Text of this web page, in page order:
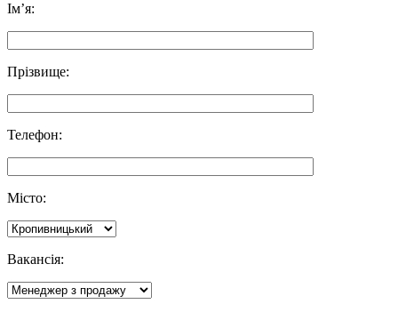
Ім’я:
Прізвище:
Телефон:
Місто:
Вакансія: